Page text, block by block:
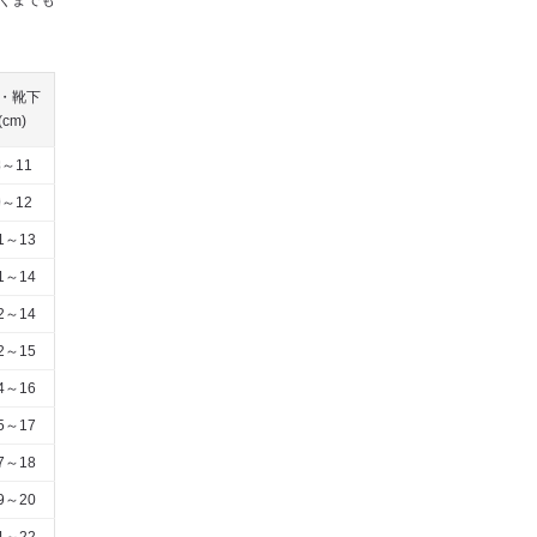
靴下
11
12
～13
～14
～14
～15
～16
～17
～18
～20